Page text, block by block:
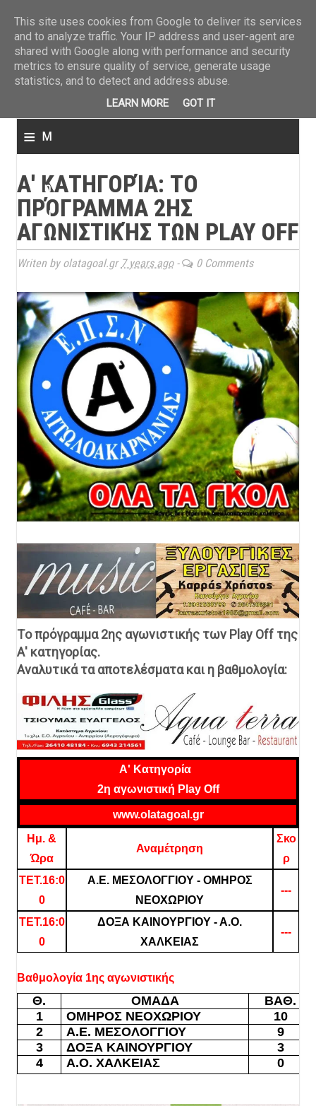
≡ M
n
u
Α' ΚΑΤΗΓΟΡΊΑ: TΟ
ΠΡΌΓΡΑΜΜΑ 2ΗΣ
ΑΓΩΝΙΣΤΙΚΉΣ ΤΩΝ PLAY OFF
Writen by olatagoal.gr 7 years ago- 0 Comments
Tο πρόγραμμα 2ης αγωνιστικής των Play Off της
Α' κατηγορίας.
Αναλυτικά τα αποτελέσματα και η βαθμολογία:
A' Κατηγορία
2η αγωνιστική Play Off
www.olatagoal.gr
Ημ. &
Ώρα
Αναμέτρηση
Σκο
ρ
ΤΕΤ.16:0
0
Α.Ε. ΜΕΣΟΛΟΓΓΙΟΥ - ΟΜΗΡΟΣ
ΝΕΟΧΩΡΙΟΥ
---
ΤΕΤ.16:0
0
ΔΟΞΑ ΚΑΙΝΟΥΡΓΙΟΥ - Α.Ο.
ΧΑΛΚΕΙΑΣ
---
Βαθμολογία 1ης αγωνιστικής
Θ. ΟΜΑΔΑ
ΒΑΘ.
1
ΟΜΗΡΟΣ ΝΕΟΧΩΡΙΟΥ
10
2
Α.Ε. ΜΕΣΟΛΟΓΓΙΟΥ
9
3
ΔΟΞΑ ΚΑΙΝΟΥΡΓΙΟΥ
3
4
Α.Ο. ΧΑΛΚΕΙΑΣ 0
This site uses cookies from Google to deliver its services
and to analyze traffic. Your IP address and user-agent are
shared with Google along with performance and security
metrics to ensure quality of service, generate usage
statistics, and to detect and address abuse.
LEARN MORE GOT IT